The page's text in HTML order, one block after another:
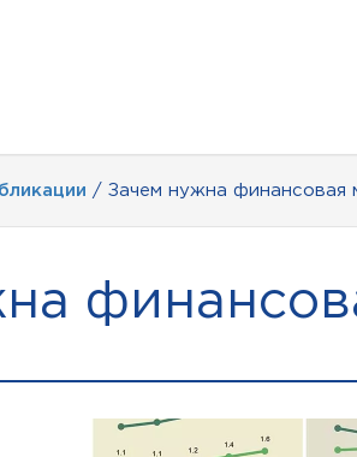
/ Зачем нужна финансовая